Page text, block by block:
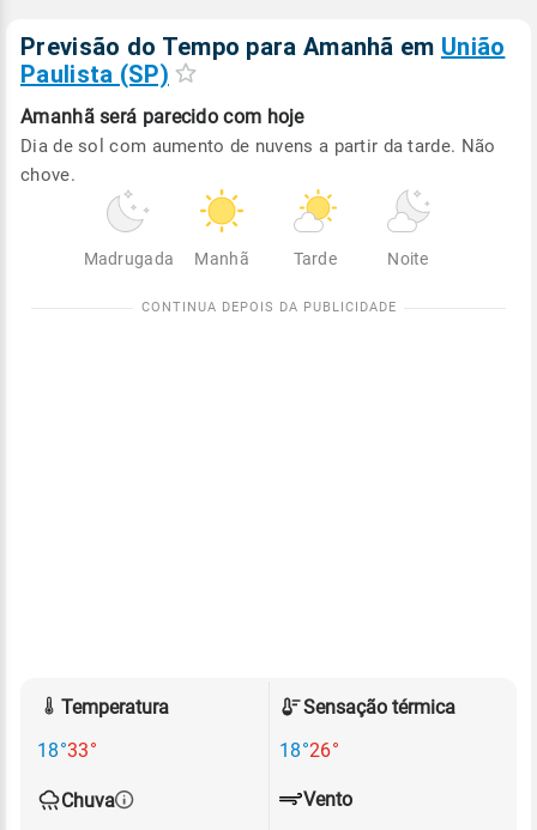
Previsão do Tempo para Amanhã em União
Paulista (SP)
Amanhã será parecido com hoje
Dia de sol com aumento de nuvens a partir da tarde. Não
chove.
Madrugada Manhã Tarde Noite
Temperatura
18°33°
Sensação térmica
18°26°
Chuva
Vento